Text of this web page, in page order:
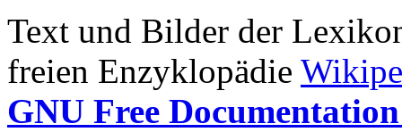
Text und Bilder der
freien Enzyklopädie
GNU Free